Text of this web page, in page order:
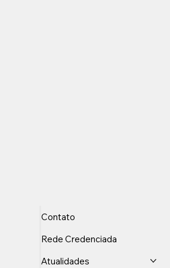
Contato
Rede Credenciada
Atualidades